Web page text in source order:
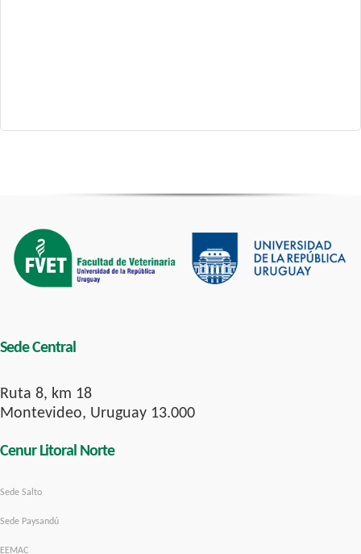
Sede Central
Ruta 8, km 18
Montevideo, Uruguay 13.000
Cenur Litoral Norte
Sede Salto
Sede Paysandú
EEMAC